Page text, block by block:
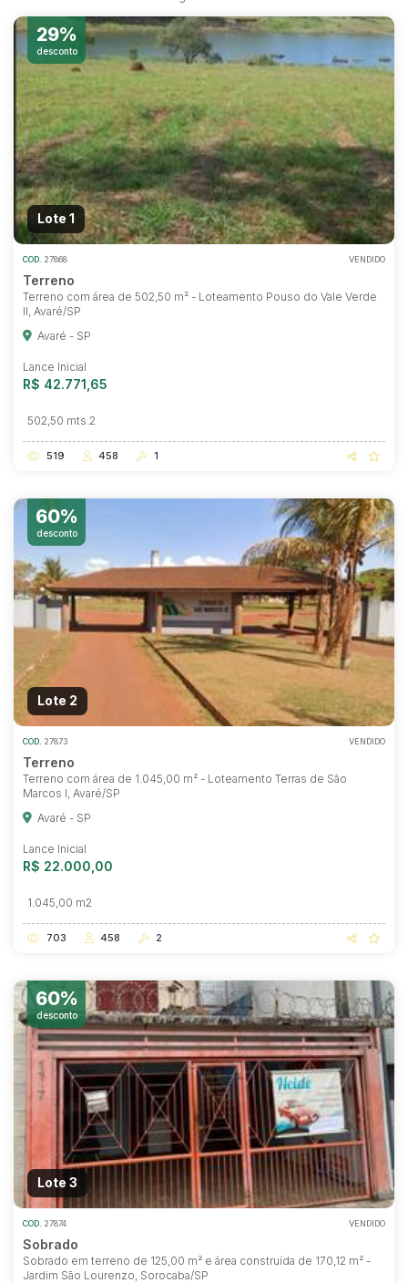
29%
desconto
Lote 1
COD. 27868 VENDIDO
Terreno
Terreno com área de 502,50 m² - Loteamento Pouso do Vale Verde
II, Avaré/SP
Avaré - SP
Lance Inicial
R$ 42.771,65
502,50 mts.2
519 458 1
60%
desconto
Lote 2
COD. 27873 VENDIDO
Terreno
Terreno com área de 1.045,00 m² - Loteamento Terras de São
Marcos I, Avaré/SP
Avaré - SP
Lance Inicial
R$ 22.000,00
1.045,00 m2
703 458 2
60%
desconto
Lote 3
COD. 27874 VENDIDO
Sobrado
Sobrado em terreno de 125,00 m² e área construída de 170,12 m² -
Jardim São Lourenzo, Sorocaba/SP